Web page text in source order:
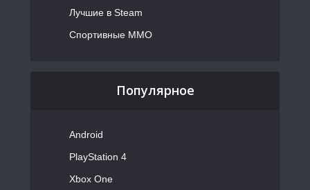
Лучшие в Steam
Спортивные MMO
Популярное
Android
PlayStation 4
Xbox One